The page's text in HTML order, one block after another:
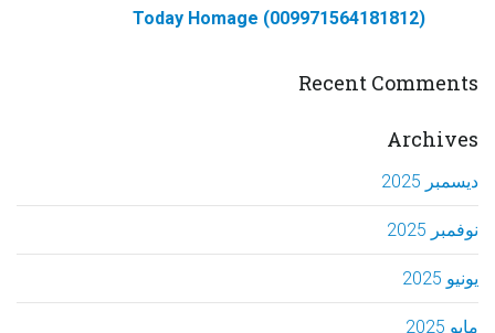
(009971564181812) Today Homage
Recent Comments
Archives
ديسمبر 2025
نوفمبر 2025
يونيو 2025
مايو 2025